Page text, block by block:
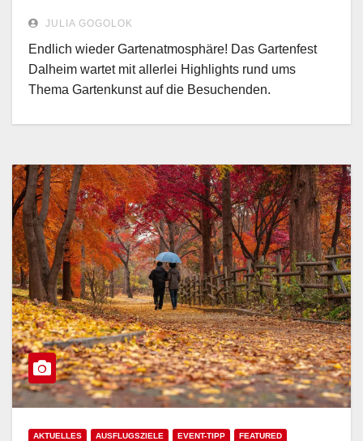
JULIA GOGOLOK
Endlich wieder Gartenatmosphäre! Das Gartenfest
Dalheim wartet mit allerlei Highlights rund ums
Thema Gartenkunst auf die Besuchenden.
AKTUELLES AUSFLUGSZIELE EVENT-TIPP FEATURED